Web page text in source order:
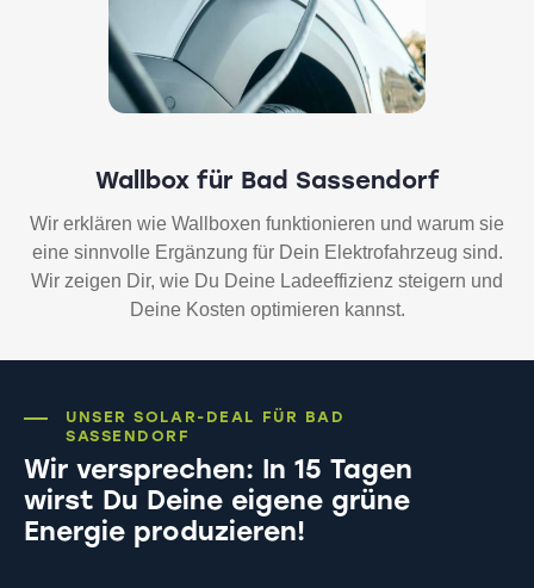
Wallbox für Bad Sassendorf
Wir erklären wie Wallboxen funktionieren und warum sie
eine sinnvolle Ergänzung für Dein Elektrofahrzeug sind.
Wir zeigen Dir, wie Du Deine Ladeeffizienz steigern und
Deine Kosten optimieren kannst.
UNSER SOLAR-DEAL FÜR BAD
SASSENDORF
Wir versprechen: In 15 Tagen
wirst Du Deine eigene grüne
Energie produzieren!